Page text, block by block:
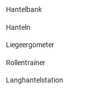
Hantelbank
Hanteln
Liegeergometer
Rollentrainer
Langhantelstation